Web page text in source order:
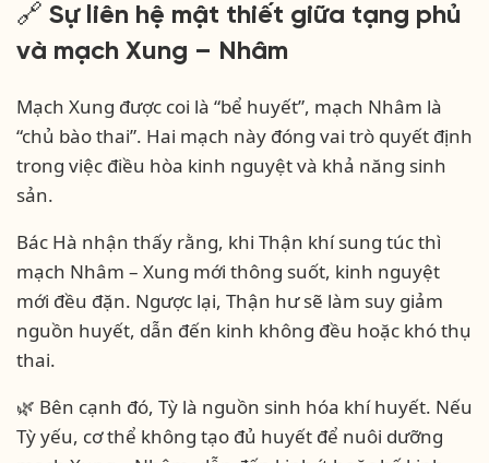
🔗 Sự liên hệ mật thiết giữa tạng phủ
và mạch Xung – Nhâm
Mạch Xung được coi là “bể huyết”, mạch Nhâm là
“chủ bào thai”. Hai mạch này đóng vai trò quyết định
trong việc điều hòa kinh nguyệt và khả năng sinh
sản.
Bác Hà nhận thấy rằng, khi Thận khí sung túc thì
mạch Nhâm – Xung mới thông suốt, kinh nguyệt
mới đều đặn. Ngược lại, Thận hư sẽ làm suy giảm
nguồn huyết, dẫn đến kinh không đều hoặc khó thụ
thai.
🌿 Bên cạnh đó, Tỳ là nguồn sinh hóa khí huyết. Nếu
Tỳ yếu, cơ thể không tạo đủ huyết để nuôi dưỡng